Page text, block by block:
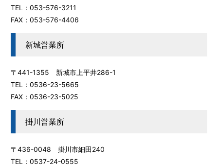
TEL：053-576-3211
FAX：053-576-4406
新城営業所
〒441-1355 新城市上平井286-1
TEL：0536-23-5665
FAX：0536-23-5025
掛川営業所
〒436-0048 掛川市細田240
TEL：0537-24-0555